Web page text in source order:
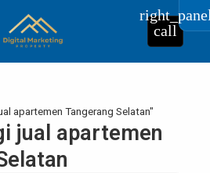
call
apartemen Tangerang Selatan"
jual apartemen